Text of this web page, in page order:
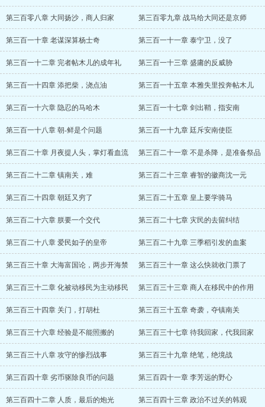
第三百零八章 大同扬沙，商人归家 第三百零九章 战马给大同还是京师
第三百一十章 老谋深算杨士奇 第三百一十一章 泰宁卫，没了
第三百一十二章 完者帖木儿的成年礼 第三百一十三章 盛庸的反威胁
第三百一十四章 添把柴，浇点油 第三百一十五章 本雅失里投奔帖木儿
第三百一十六章 隐忍的马哈木 第三百一十七章 剑出鞘，指安南
第三百一十八章 朝-鲜是个问题 第三百一十九章 廷斥安南使臣
第三百二十章 月夜提人头，掌灯看血流 第三百二十一章 不是杀降，是准备祭品
第三百二十二章 镇南关，难 第三百二十三章 睿智的徽商沈一元
第三百二十四章 朝廷又穷了 第三百二十五章 皇上要学骑马
第三百二十六章 朕要一个交代 第三百二十七章 灾民的去留纠结
第三百二十八章 爱民如子的皇帝 第三百二十九章 三季稻引发的血案
第三百三十章 大海富国论，两步开海禁 第三百三十一章 这么快就收门票了
第三百三十二章 化被动移民为主动移民 第三百三十三章 商人在移民中的作用
第三百三十四章 关门，打胡杜 第三百三十五章 奇袭，夺镇南关
第三百三十六章 经验是不能照搬的 第三百三十七章 待我回家，代我回家
第三百三十八章 攻守的惨烈战事 第三百三十九章 绝笔，绝境战
第三百四十章 劣币驱除良币的问题 第三百四十一章 李芳远的野心
第三百四十二章 人质，最后的炮光 第三百四十三章 政治不过关的韩观